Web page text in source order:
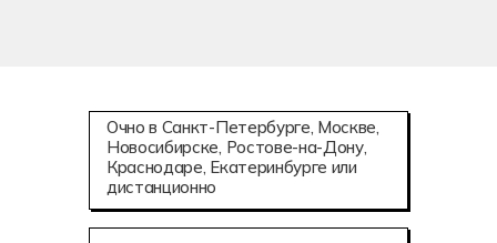
Очно в Санкт-Петербурге, Москве,
Новосибирске, Ростове-на-Дону,
Краснодаре, Екатеринбурге или
дистанционно